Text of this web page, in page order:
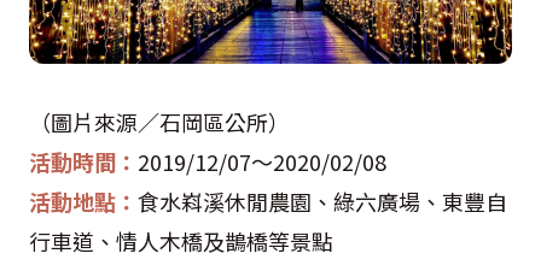
（圖片來源／石岡區公所）
活動時間： 2019/12/07～2020/02/08
活動地點： 食水嵙溪休閒農園、綠六廣場、東豐自
行車道、情人木橋及鵲橋等景點